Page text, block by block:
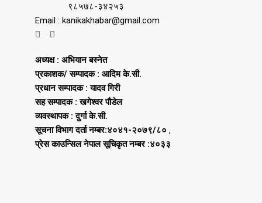
९८५७८-३४२५३
Email : kanikakhabar@gmail.com
अध्यक्ष : अभियान बस्नेत
प्रकाशक/ सम्पादक : आदिम के.सी.
प्रधान सम्पादक : यादव गिरी
सह सम्पादक : खगेश्वर पौडेल
व्यवस्थापक : दुर्गा के.सी.
सूचना विभाग दर्ता नम्बर:४०४१-२०७९/८० ,
प्रेस काउन्सिल नेपाल सूचिकृत नम्बर :४०३३